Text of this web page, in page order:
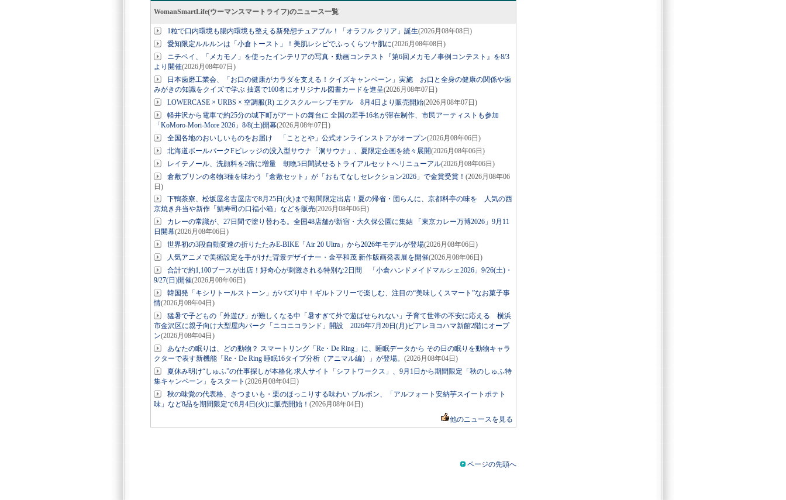
WomanSmartLife(ウーマンスマートライフ)のニュース一覧
1粒で口内環境も腸内環境も整える新発想チュアブル！「オラフル クリア」誕生(2026月08年08日)
愛知限定ルルルンは「小倉トースト」！美肌レシピでふっくらツヤ肌に(2026月08年08日)
ニチベイ、「メカモノ」を使ったインテリアの写真・動画コンテスト『第6回メカモノ事例コンテスト』を8/3
より開催(2026月08年07日)
日本歯磨工業会、「お口の健康がカラダを支える！クイズキャンペーン」実施 お口と全身の健康の関係や歯
みがきの知識をクイズで学ぶ 抽選で100名にオリジナル図書カードを進呈(2026月08年07日)
LOWERCASE × URBS × 空調服(R) エクスクルーシブモデル 8月4日より販売開始(2026月08年07日)
軽井沢から電車で約25分の城下町がアートの舞台に 全国の若手16名が滞在制作、市民アーティストも参加
「KoMoro-Mori-More 2026」8/8(土)開幕(2026月08年07日)
全国各地のおいしいものをお届け 「こととや」公式オンラインストアがオープン(2026月08年06日)
北海道ボールパークFビレッジの没入型サウナ「洞サウナ」、夏限定企画を続々展開(2026月08年06日)
レイテノール、洗顔料を2倍に増量 朝晩5日間試せるトライアルセットへリニューアル(2026月08年06日)
倉敷プリンの名物3種を味わう『倉敷セット』が「おもてなしセレクション2026」で金賞受賞！ (2026月08年06
日)
下鴨茶寮、松坂屋名古屋店で8月25日(火)まで期間限定出店！夏の帰省・団らんに、京都料亭の味を 人気の西
京焼き弁当や新作「鯖寿司の口福小箱」などを販売(2026月08年06日)
カレーの常識が、27日間で塗り替わる。全国48店舗が新宿・大久保公園に集結 「東京カレー万博2026」9月11
日開幕(2026月08年06日)
世界初の3段自動変速の折りたたみE-BIKE「Air 20 Ultra」から2026年モデルが登場(2026月08年06日)
人気アニメで美術設定を手がけた背景デザイナー・金平和茂 新作版画発表展を開催(2026月08年06日)
合計で約1,100ブースが出店！好奇心が刺激される特別な2日間 「小倉ハンドメイドマルシェ2026」9/26(土)・
9/27(日)開催(2026月08年06日)
韓国発「キシリトールストーン」がバズり中！ギルトフリーで楽しむ、注目の“美味しくスマート”なお菓子事
情(2026月08年04日)
猛暑で子どもの「外遊び」が難しくなる中「暑すぎて外で遊ばせられない」子育て世帯の不安に応える 横浜
市金沢区に親子向け大型屋内パーク「ニコニコランド」開設 2026年7月20日(月)ビアレヨコハマ新館2階にオープ
ン(2026月08年04日)
あなたの眠りは、どの動物？ スマートリング「Re・De Ring」に、睡眠データから その日の眠りを動物キャラ
クターで表す新機能「Re・De Ring 睡眠16タイプ分析（アニマル編）」が登場。 (2026月08年04日)
夏休み明け“しゅふ”の仕事探しが本格化 求人サイト「シフトワークス」、9月1日から期間限定「秋のしゅふ特
集キャンペーン」をスタート (2026月08年04日)
秋の味覚の代表格、さつまいも・栗のほっこりする味わい ブルボン、「アルフォート安納芋スイートポテト
味」など8品を期間限定で8月4日(火)に販売開始！ (2026月08年04日)
他のニュースを見る
ページの先頭へ